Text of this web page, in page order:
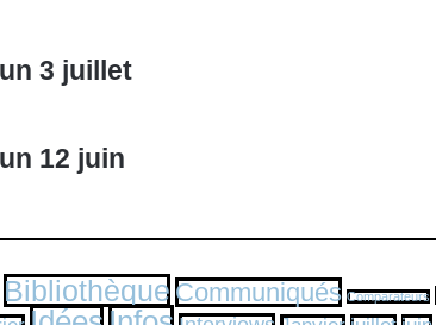
3 juillet
12 juin
Bibliothèque Communiqués Comparateurs